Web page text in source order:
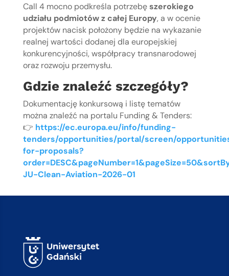
Call 4 mocno podkreśla potrzebęszerokiego
udziału podmiotów z całej Europy, a w ocenie
projektów nacisk położony będzie na wykazanie
realnej wartości dodanej dla europejskiej
konkurencyjności, współpracy transnarodowej
oraz rozwoju przemysłu.
Gdzie znaleźć szczegóły?
Dokumentację konkursową i listę tematów
można znaleźć na portalu Funding & Tenders:
👉 https://ec.europa.eu/info/funding-
tenders/opportunities/portal/screen/
for-proposals?
JU-Clean-Aviation-2026-01